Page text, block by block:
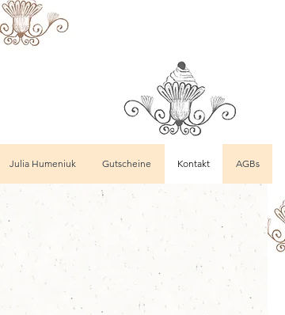
Julia Humeniuk Gutscheine Kontakt AGBs